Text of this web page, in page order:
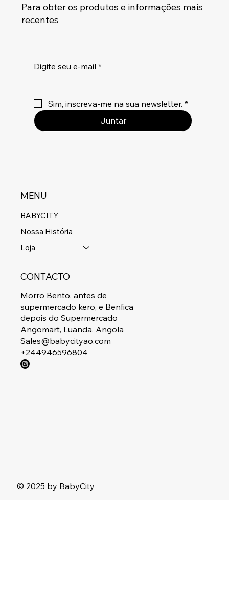
Para obter os produtos e informações mais
recentes
Digite seu e-mail *
Sim, inscreva-me na sua newsletter. *
Juntar
MENU
BABYCITY
Nossa História
Loja
CONTACTO
Morro Bento, antes de
supermercado kero, e Benfica
depois do Supermercado
Angomart, Luanda, Angola
Sales@babycityao.com
+244946596804
© 2025 by BabyCity